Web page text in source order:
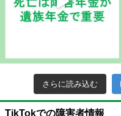
さらに読み込む
TikTokでの障害者情報